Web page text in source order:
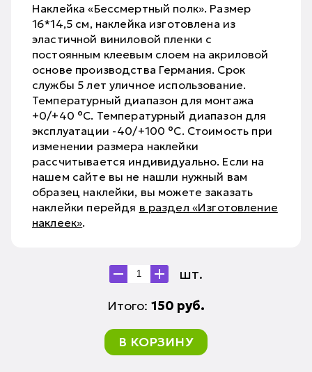
Наклейка «Бессмертный полк». Размер
16*14,5 см, наклейка изготовлена из
эластичной виниловой пленки с
постоянным клеевым слоем на акриловой
основе производства Германия. Срок
службы 5 лет уличное использование.
Температурный диапазон для монтажа
+0/+40 °С. Температурный диапазон для
эксплуатации -40/+100 °С. Стоимость при
изменении размера наклейки
рассчитывается индивидуально. Если на
нашем сайте вы не нашли нужный вам
образец наклейки, вы можете заказать
наклейки перейдя в раздел «Изготовление
наклеек».
шт.
Итого: 150 руб.
В КОРЗИНУ